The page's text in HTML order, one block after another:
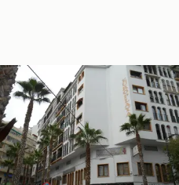
van het seizoen)